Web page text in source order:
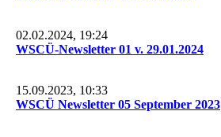
02.02.2024, 19:24
WSCÜ-Newsletter 01 v. 29.01.2024
15.09.2023, 10:33
WSCÜ Newsletter 05 September 2023